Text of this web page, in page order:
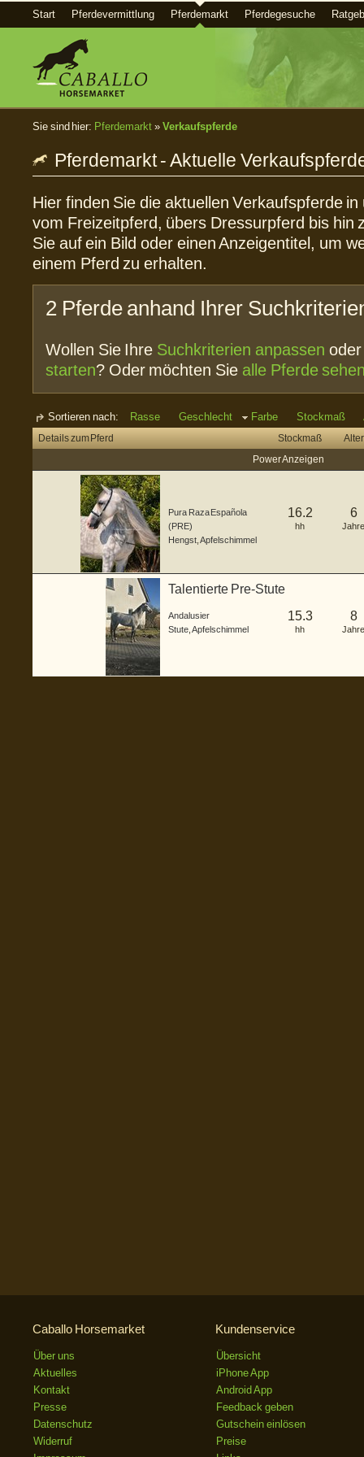
Start Pferdevermittlung Pferdemarkt Pferdegesuche
Sie sind hier: Pferdemarkt » Verkaufspferde
Pferdemarkt - Aktuelle
Hier finden Sie die aktuellen Verkaufspferde
vom Freizeitpferd, übers Dressurpferd bis hin
Sie auf ein Bild oder einen Anzeigentitel, um
einem Pferd zu erhalten.
2 Pferde anhand Ihrer
Wollen Sie Ihre Suchkriterien anpassen
starten? Oder möchten Sie alle Pferde
Sortieren nach: Rasse Geschlecht Farbe Stockmaß
Details zum Pferd Stockmaß
Alter
Power Anzeigen
Pura Raza Española
(PRE)
Hengst Apfelschimmel
16.2
hh
6
Jahre
Talentierte Pre-Stute
Andalusier
Stute Apfelschimmel
15.3
hh
8
Jahre
Caballo Horsemarket
Über uns
Aktuelles
Kontakt
Presse
Datenschutz
Widerruf
Kundenservice
Übersicht
iPhone App
Android App
Feedback geben
Gutschein einlösen
Preise